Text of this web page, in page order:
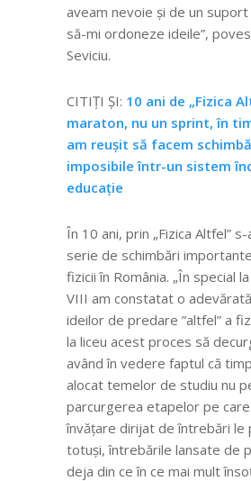
aveam nevoie și de un
să-mi ordoneze ideile”,
Seviciu.
CITIȚI ȘI: 10 ani de „Fizica
maraton, nu un sprint, în
am reușit să facem
imposibile într-un sistem
educație
În 10 ani, prin „Fizica Altfel”
serie de schimbări
fizicii în România. „În special
VIII am constatat o
ideilor de predare ”altfel” a
la liceu acest proces să
având în vedere faptul că
alocat temelor de studiu nu
parcurgerea etapelor pe
învățare dirijat de întrebări le
totuși, întrebările lansate de
deja din ce în ce mai mult